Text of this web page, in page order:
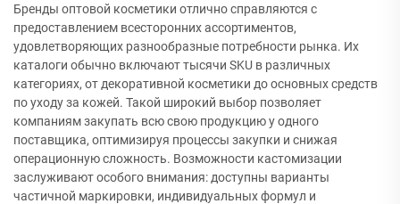
Бренды оптовой косметики отлично справляются с
предоставлением всесторонних ассортиментов,
удовлетворяющих разнообразные потребности рынка. Их
каталоги обычно включают тысячи SKU в различных
категориях, от декоративной косметики до основных средств
по уходу за кожей. Такой широкий выбор позволяет
компаниям закупать всю свою продукцию у одного
поставщика, оптимизируя процессы закупки и снижая
операционную сложность. Возможности кастомизации
заслуживают особого внимания: доступны варианты
частичной маркировки, индивидуальных формул и